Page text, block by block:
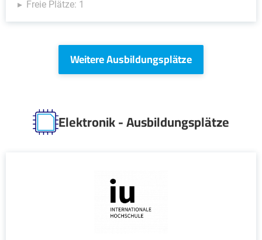
Freie Plätze: 1
Weitere Ausbildungsplätze
Elektronik - Ausbildungsplätze